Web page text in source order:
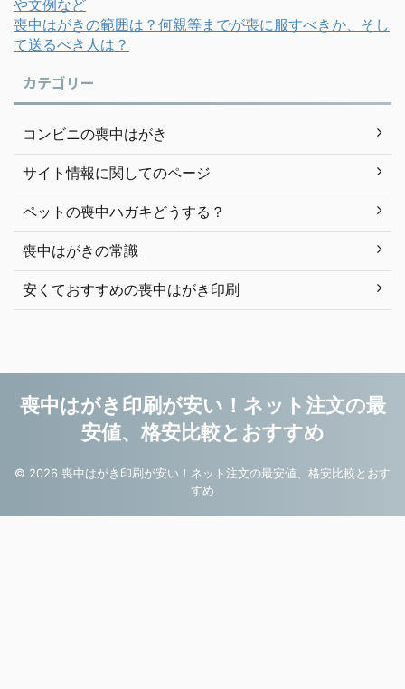
や文例など
喪中はがきの範囲は？何親等までが喪に服すべきか、そし
て送るべき人は？
カテゴリー
コンビニの喪中はがき
サイト情報に関してのページ
ペットの喪中ハガキどうする？
喪中はがきの常識
安くておすすめの喪中はがき印刷
喪中はがき印刷が安い！ネット注文の最
安値、格安比較とおすすめ
© 2026 喪中はがき印刷が安い！ネット注文の最安値、格安比較とおす
すめ